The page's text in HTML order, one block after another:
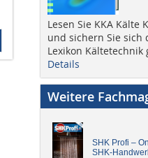
Lesen Sie KKA Kälte
und sichern Sie sich
Lexikon Kältetechnik
Details
Weitere
SHK Profi –
SHK-